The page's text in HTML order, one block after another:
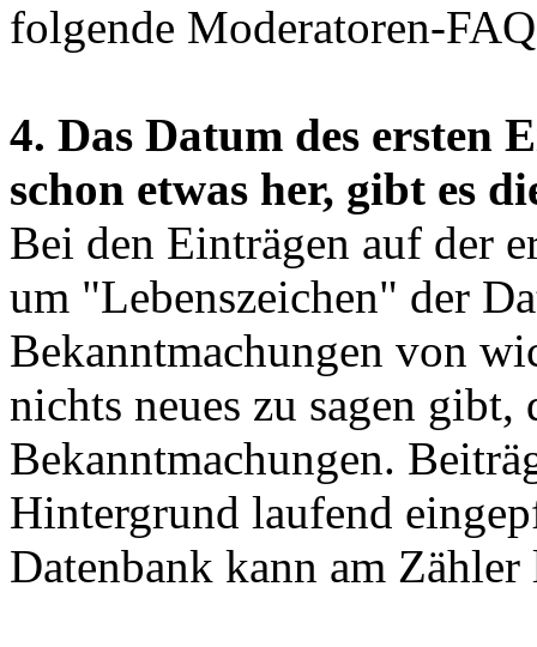
folgende Moderatoren-FAQ
4. Das Datum des ersten
schon etwas her, gibt es
Bei den Einträgen auf der
um "Lebenszeichen" der
Bekanntmachungen von
nichts neues zu sagen gibt,
Bekanntmachungen.
Hintergrund laufend
Datenbank kann am